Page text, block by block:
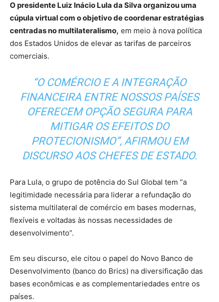
O presidente Luiz Inácio Lula da Silva organizou uma
cúpula virtual com o objetivo de coordenar estratégias
centradas no multilateralismo, em meio à nova política
dos Estados Unidos de elevar as tarifas de parceiros
comerciais.
“O COMÉRCIO E A INTEGRAÇÃO
FINANCEIRA ENTRE NOSSOS PAÍSES
OFERECEM OPÇÃO SEGURA PARA
MITIGAR OS EFEITOS DO
PROTECIONISMO”, AFIRMOU EM
DISCURSO AOS CHEFES DE ESTADO.
Para Lula, o grupo de potência do Sul Global tem “a
legitimidade necessária para liderar a refundação do
sistema multilateral de comércio em bases modernas,
flexíveis e voltadas às nossas necessidades de
desenvolvimento”.
Em seu discurso, ele citou o papel do Novo Banco de
Desenvolvimento (banco do Brics) na diversificação das
bases econômicas e as complementariedades entre os
países.